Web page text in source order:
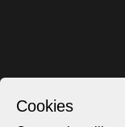
Cookies